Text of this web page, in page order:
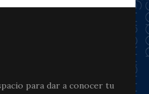
para dar a conocer tu